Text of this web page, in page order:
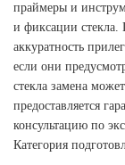
праймеры и
и фиксации стекла.
аккуратность
если они
стекла замена
предоставляется
консультацию по
Категория